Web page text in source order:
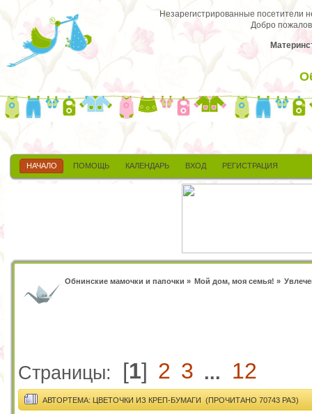
Незарегистрированные посетители
Добро
НАЧАЛО ПОМОЩЬ КАЛЕНДАРЬ ВХОД РЕГИСТРАЦИЯ
Обнинские мамочки и папочки » Мой дом, моя семья! »
Страницы: [1] 2 3 ... 12
АВТОРТЕМА: ЦВЕТОЧКИ ИЗ КРЕП-БУМАГИ (ПРОЧИТАНО 70743 РАЗ)